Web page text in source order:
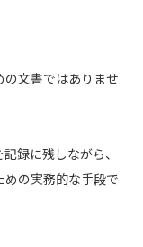
文書ではありませ
録に残しながら、
の実務的な手段で